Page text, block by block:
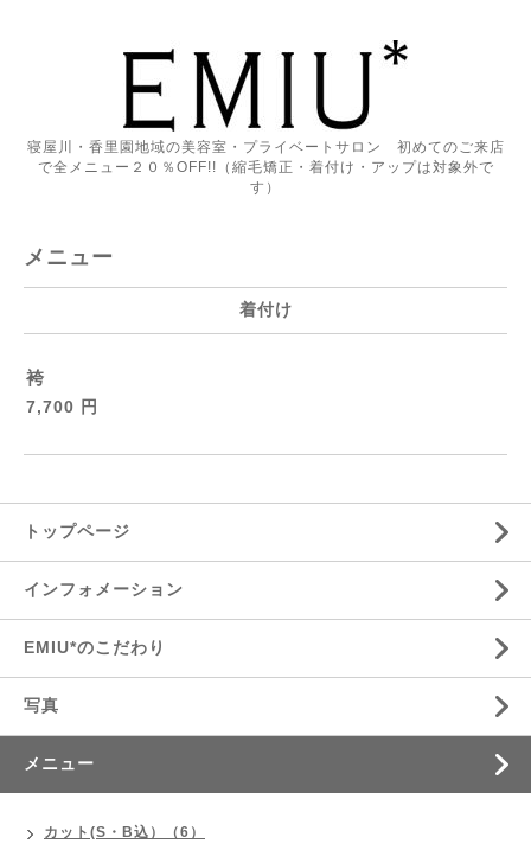
寝屋川・香里園地域の美容室・プライベートサロン 初めてのご来店
で全メニュー２０％OFF!!（縮毛矯正・着付け・アップは対象外で
す）
メニュー
着付け
袴
7,700 円
トップページ
インフォメーション
EMIU*のこだわり
写真
メニュー
カット(S・B込）（6）